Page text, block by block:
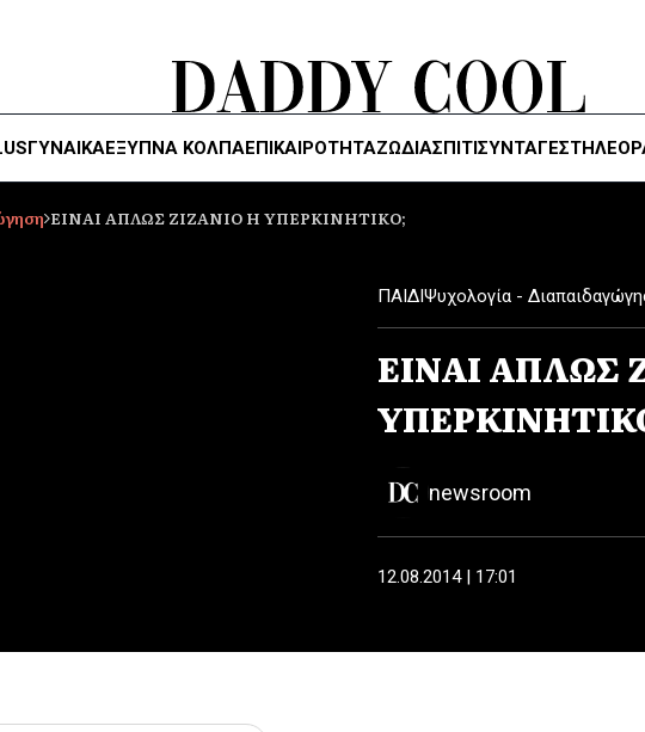
ΓΥΝΑΙΚΑΈΞΥΠΝΑ ΚΌΛΠΑΕΠΙΚΑΙΡΟΤΗΤΑΖΏΔΙΑΣΠΙΤΙΣΥΝΤΑΓΕΣ
ΕΙΝΑΙ ΑΠΛΩΣ ΖΙΖΑΝΙΟ Η ΥΠΕΡΚΙΝΗΤΙΚΟ;
ΠΑΙΔΙΨυχολογία -
ΕΙΝΑΙ ΑΠΛΩΣ
newsroom
12.08.2014 | 17:01